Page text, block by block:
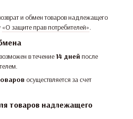
и обмен товаров надлежащего
«О защите прав потребителей».
в течение14 дней после
осуществляется за счет
товаров надлежащего